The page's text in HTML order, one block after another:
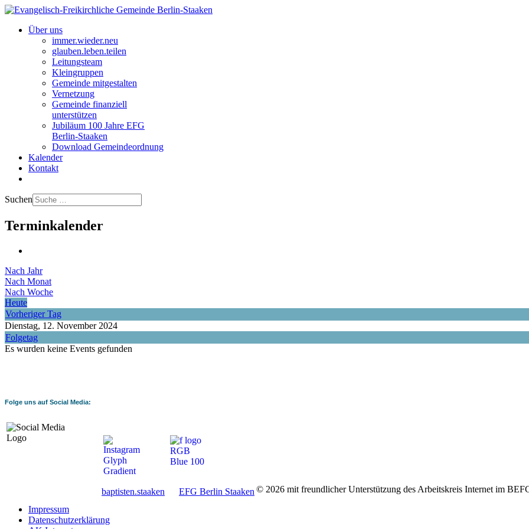
Über uns
immer.wieder.neu
glauben.leben.teilen
Leitungsteam
Kleingruppen
Gemeinde mitgestalten
Vernetzung
Gemeinde finanziell
unterstützen
Jubiläum 100 Jahre EFG
Berlin-Staaken
Download Gemeindeordnung
Kalender
Kontakt
Suchen
Terminkalender
Nach Jahr
Nach Monat
Nach Woche
Heute
Vorheriger Tag
Dienstag, 12. November 2024
Folgetag
Es wurden keine Events gefunden
Folge uns auf Social Media:
baptisten.staaken EFG Berlin Staaken © 2026 mit freundlicher Unterstützung des Arbeitskreis Internet im
Impressum
Datenschutzerklärung